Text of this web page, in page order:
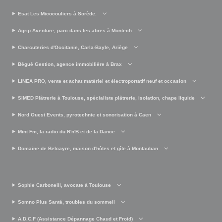
Esat Les Micocouliers à Sorède.
Agrip Aventure, parc dans les abres à Montech
Charcuteries d'Occitanie, Carla-Bayle, Ariège
Bégué Gestion, agence immobilière à Brax
LINEA PRO, vente et achat matériel et électroportatif neuf et occasion
SIMED Plâtrerie à Toulouse, spécialiste plâtrerie, isolation, chape liquide
Nord Ouest Events, pyrotechnie et sonorisation à Caen
Mint Fm, la radio du R'n'B et de la Dance
Domaine de Belcayre, maison d'hôtes et gîte à Montauban
Sophie Carboneill, avocate à Toulouse
Somno Plus Santé, troubles du sommeil
A.D.C.F (Assistance Dépannage Chaud et Froid)